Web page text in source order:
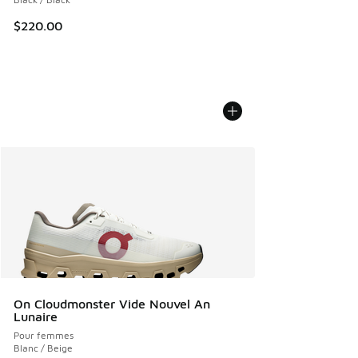
$220.00
On Cloudmonster Vide Nouvel An
Lunaire
Pour femmes
Blanc / Beige